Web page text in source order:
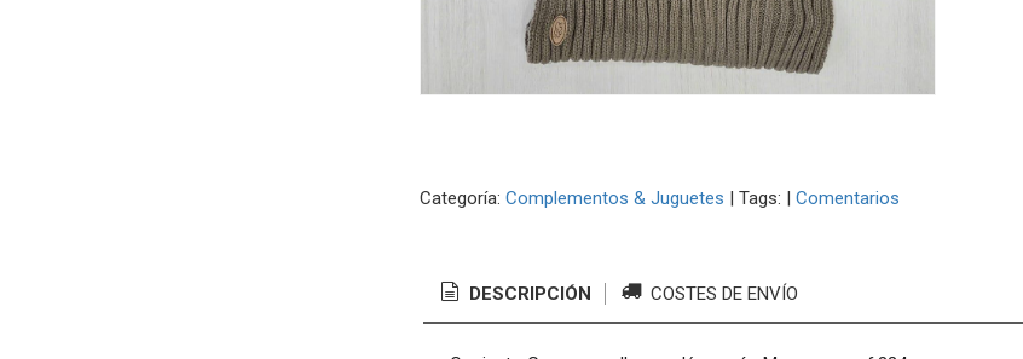
Categoría: Complementos & Juguetes | Tags: | Comentarios
DESCRIPCIÓN COSTES DE ENVÍO